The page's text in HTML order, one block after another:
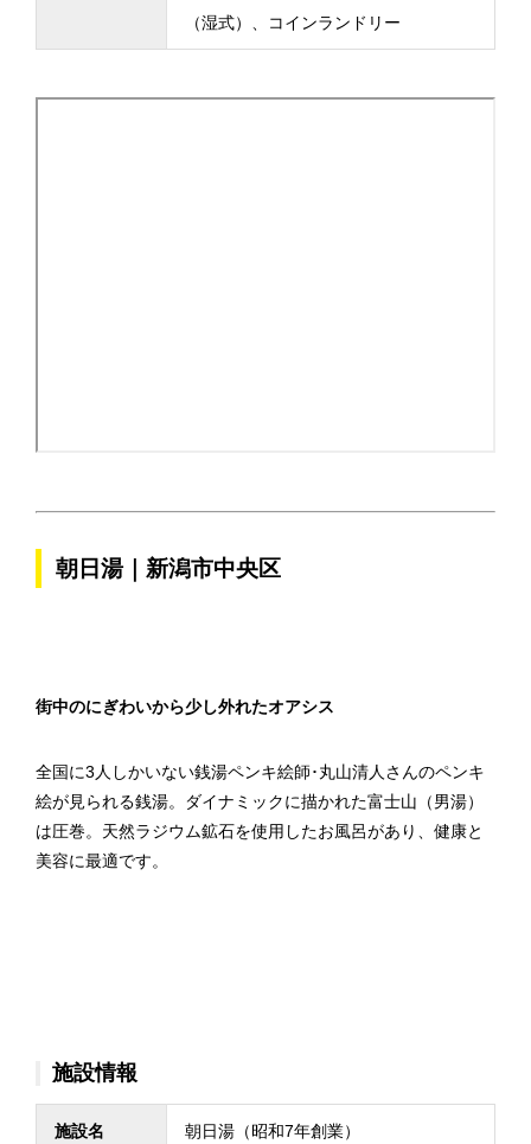
（湿式）、コインランドリー
朝日湯｜新潟市中央区
街中のにぎわいから少し外れたオアシス
全国に3人しかいない銭湯ペンキ絵師･丸山清人さんのペンキ
絵が見られる銭湯。ダイナミックに描かれた富士山（男湯）
は圧巻。天然ラジウム鉱石を使用したお風呂があり、健康と
美容に最適です。
施設情報
施設名 朝日湯（昭和7年創業）